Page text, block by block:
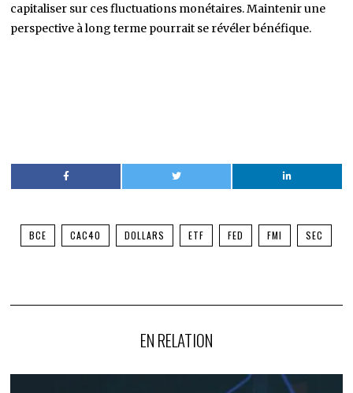
capitaliser sur ces fluctuations monétaires. Maintenir une
perspective à long terme pourrait se révéler bénéfique.
BCE CAC40 DOLLARS ETF FED FMI SEC
EN RELATION